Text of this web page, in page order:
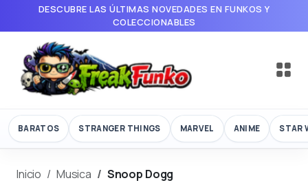
DESCUBRE LAS ÚLTIMAS NOVEDADES EN FUNKOS Y
COLECCIONABLES
BARATOS STRANGER THINGS MARVEL ANIME STAR
Inicio Musica Snoop Dogg